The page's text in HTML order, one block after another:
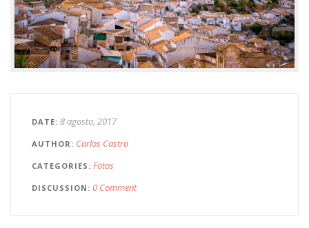
DATE 8 agosto, 2017
AUTHOR Carlos Castro
CATEGORIES Fotos
DISCUSSION 0 Comment